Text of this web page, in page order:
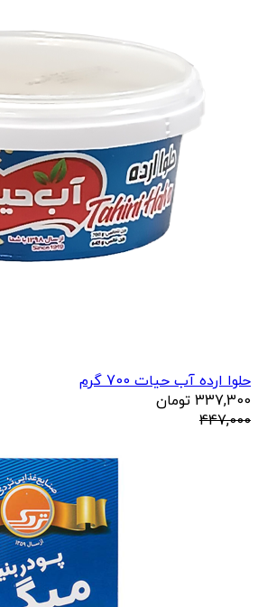
حلوا ارده آب حیات 700 گرم
337,300 تومان
447,000